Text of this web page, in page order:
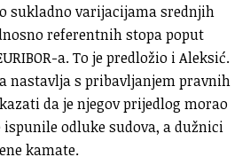
sukladno varijacijama srednjih
referentnih stopa poput
a. To je predložio i Aleksić.
nastavlja s pribavljanjem pravnih
da je njegov prijedlog morao
ispunile odluke sudova, a dužnici
kamate.